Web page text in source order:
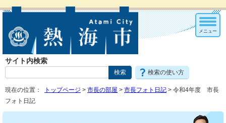
サイト内検索
検索の使い方
メニュー
現在の位置： トップページ > 市長の部屋 > 市長フォト日記 > 令和4年度 市長
フォト日記